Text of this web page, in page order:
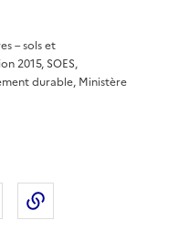
– sols et
2015, SOES,
durable, Ministère
sur LinkedIn
Partager par email